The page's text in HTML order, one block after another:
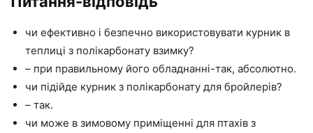
чи ефективно і безпечно використовувати курник в
теплиці з полікарбонату взимку?
– при правильному його обладнанні-так, абсолютно.
чи підійде курник з полікарбонату для бройлерів?
– так.
чи може в зимовому приміщенні для птахів з